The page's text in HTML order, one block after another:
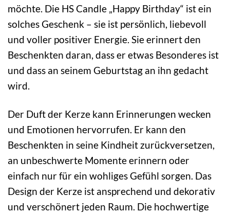
möchte. Die HS Candle „Happy Birthday“ ist ein
solches Geschenk – sie ist persönlich, liebevoll
und voller positiver Energie. Sie erinnert den
Beschenkten daran, dass er etwas Besonderes ist
und dass an seinem Geburtstag an ihn gedacht
wird.
Der Duft der Kerze kann Erinnerungen wecken
und Emotionen hervorrufen. Er kann den
Beschenkten in seine Kindheit zurückversetzen,
an unbeschwerte Momente erinnern oder
einfach nur für ein wohliges Gefühl sorgen. Das
Design der Kerze ist ansprechend und dekorativ
und verschönert jeden Raum. Die hochwertige